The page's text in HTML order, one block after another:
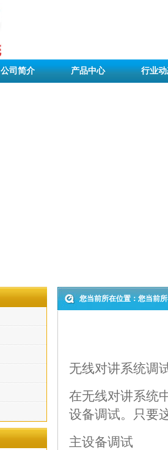
公司简介 产品中心 行业
您当前所在位置：您当前
无线对讲系统调
在无线对讲系统
设备调试。只要
主设备调试